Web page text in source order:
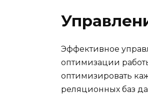
Эффективное
оптимизации
оптимизировать
реляционных баз